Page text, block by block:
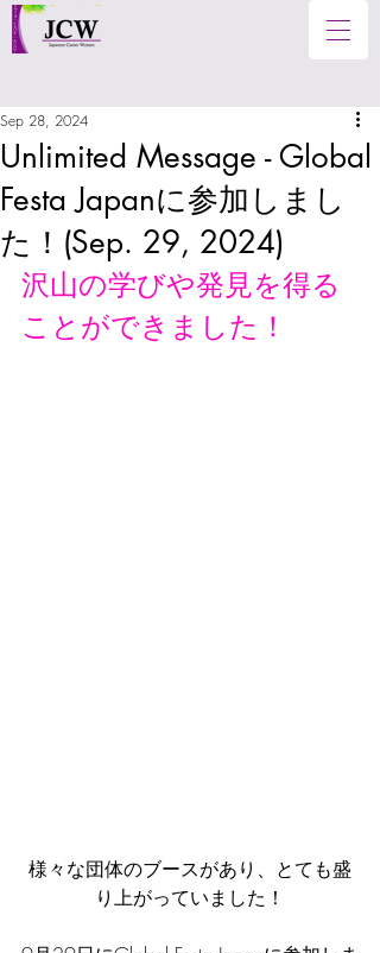
Unlimited Message - Global
Festa Japanに参加しまし
た！(Sep. 29, 2024)
Sep 28, 2024
沢山の学びや発見を得る
ことができました！
様々な団体のブースがあり、とても盛
り上がっていました！